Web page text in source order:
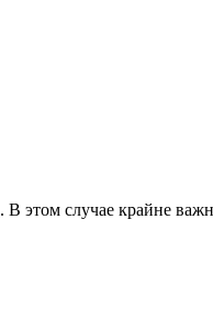
. В этом случае крайне